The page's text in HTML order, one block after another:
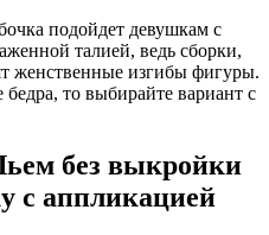
подойдет девушкам с
талией, ведь сборки,
женственные изгибы фигуры.
то выбирайте вариант с
без выкройки
с аппликацией